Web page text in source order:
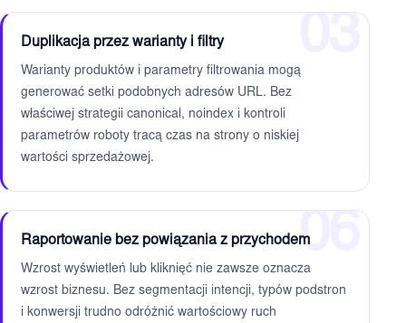
Duplikacja przez warianty i filtry
Warianty produktów i parametry filtrowania mogą
generować setki podobnych adresów URL. Bez
właściwej strategii canonical, noindex i kontroli
parametrów roboty tracą czas na strony o niskiej
wartości sprzedażowej.
06
Raportowanie bez powiązania z przychodem
Wzrost wyświetleń lub kliknięć nie zawsze oznacza
wzrost biznesu. Bez segmentacji intencji, typów podstron
i konwersji trudno odróżnić wartościowy ruch